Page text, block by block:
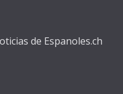
de Espanoles.ch